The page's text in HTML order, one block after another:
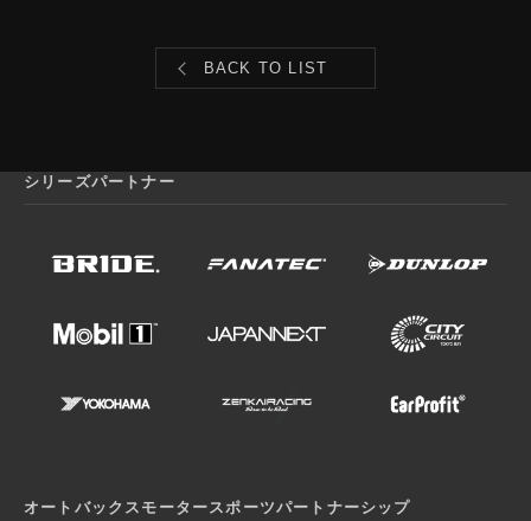
BACK TO LIST
シリーズパートナー
オートバックスモータースポーツパートナーシップ